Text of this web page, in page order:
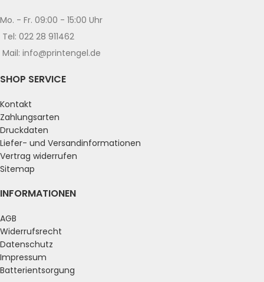
Mo. - Fr. 09:00 - 15:00 Uhr
Tel: 022 28 911462
Mail: info@printengel.de
SHOP SERVICE
Kontakt
Zahlungsarten
Druckdaten
Liefer- und Versandinformationen
Vertrag widerrufen
Sitemap
INFORMATIONEN
AGB
Widerrufsrecht
Datenschutz
Impressum
Batterientsorgung